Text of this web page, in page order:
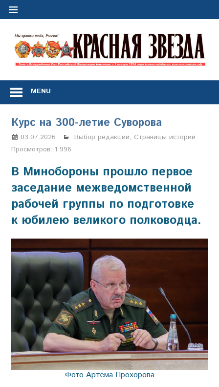
Перейти
Сил
Российской
Федерации
*
выходит
с
января
1924
года
MENU
Курс на 300-летие Суворова
03.07.2026 Настя Свиридова
Выбор редакции, Страницы истории
Просмотров: 1 996
В Минобороны прошло первое
заседание межведомственной
рабочей группы по подготовке
к юбилею великого полководца.
Фото Артёма Прохорова